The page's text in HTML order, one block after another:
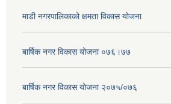
माडी नगरपालिकाको क्षमता विकास योजना
बार्षिक नगर विकास योजना ०७६।७७
बार्षिक नगर विकास योजना २०७५/०७६